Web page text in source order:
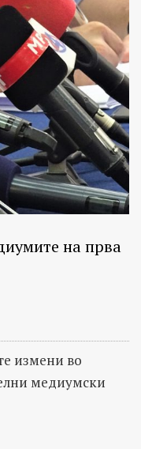
на прва
измени во
медиумски